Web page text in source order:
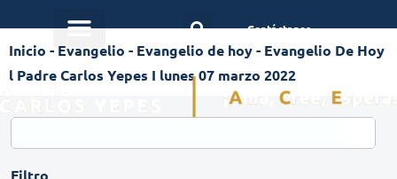
Contáctanos
Inicio - Evangelio - Evangelio de hoy- Evangelio De Hoy
l Padre Carlos Yepes I lunes 07 marzo 2022
Filtro